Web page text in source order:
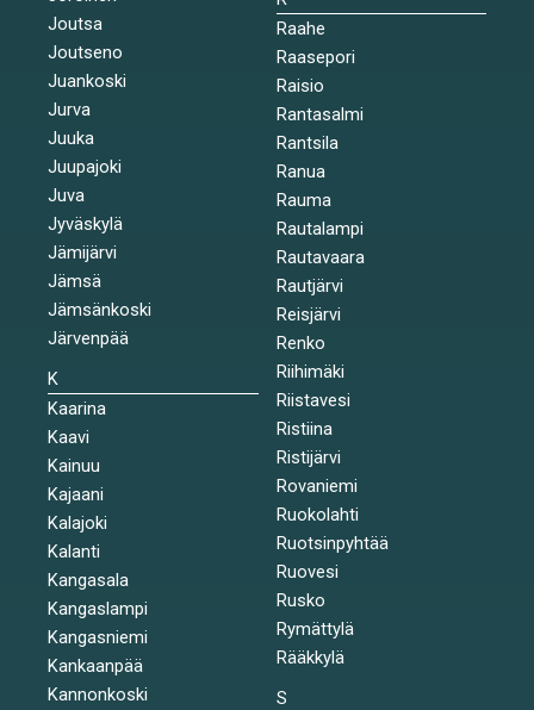
Joutsa
Joutseno
Juankoski
Jurva
Juuka
Juupajoki
Juva
Jyväskylä
Jämijärvi
Jämsä
Jämsänkoski
Järvenpää
K
Kaarina
Kaavi
Kainuu
Kajaani
Kalajoki
Kalanti
Kangasala
Kangaslampi
Kangasniemi
Kankaanpää
Kannonkoski
Raahe
Raasepori
Raisio
Rantasalmi
Rantsila
Ranua
Rauma
Rautalampi
Rautavaara
Rautjärvi
Reisjärvi
Renko
Riihimäki
Riistavesi
Ristiina
Ristijärvi
Rovaniemi
Ruokolahti
Ruotsinpyhtää
Ruovesi
Rusko
Rymättylä
Rääkkylä
S